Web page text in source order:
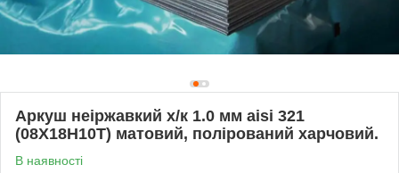
Аркуш неіржавкий х/к 1.0 мм aisi 321
(08Х18Н10Т) матовий, полірований харчовий.
В наявності